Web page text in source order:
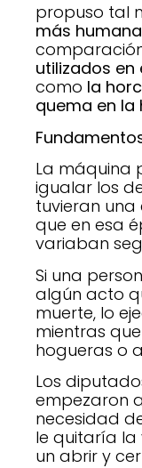
propuso tal
más
utilizados en
como la
quema en la
La máquina
igualar los
tuvieran una
que en esa
variaban
Si una
algún acto
muerte, lo
mientras
hogueras o
Los
empezaron
necesidad
le quitaría la
un abrir y